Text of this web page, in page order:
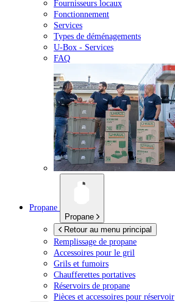
Fournisseurs locaux
Fonctionnement
Services
Types de déménagements
U-Box - Services
FAQ
Propane
Propane
Retour au menu principal
Remplissage de propane
Accessoires pour le gril
Grils et fumoirs
Chaufferettes portatives
Réservoirs de propane
Pièces et accessoires pour réservoir